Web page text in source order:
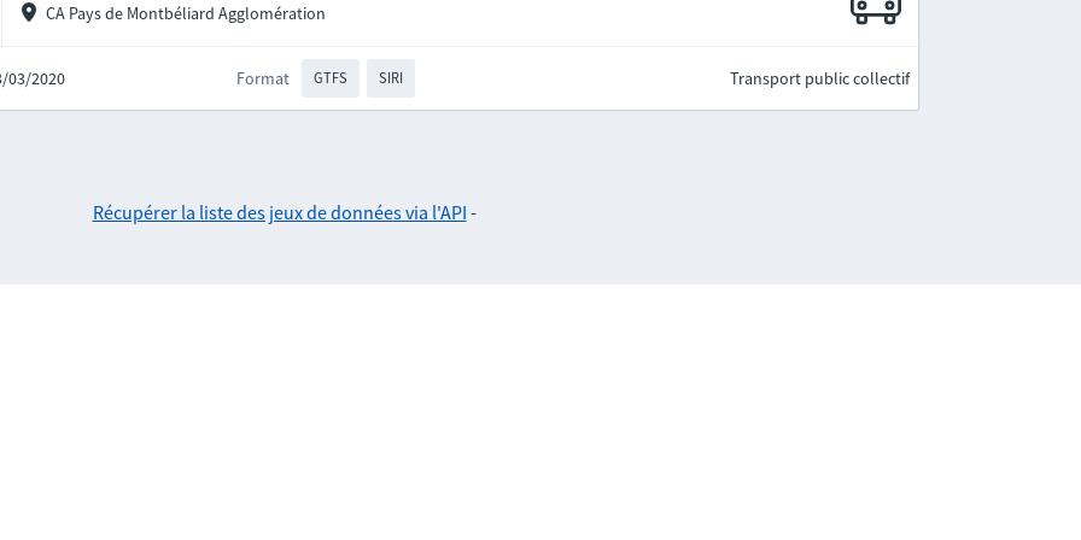
CA Pays de Montbéliard Agglomération
03/2020 Format GTFS SIRI Transport public collectif
Récupérer la liste des jeux de données via l'API -